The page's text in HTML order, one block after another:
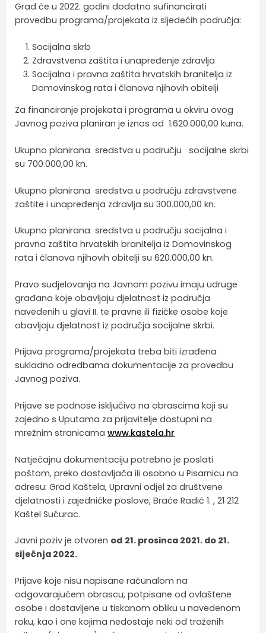
Grad će u 2022. godini dodatno sufinancirati
provedbu programa/projekata iz sljedećih područja:
Socijalna skrb
Zdravstvena zaštita i unapređenje zdravlja
Socijalna i pravna zaštita hrvatskih branitelja iz
Domovinskog rata i članova njihovih obitelji
Za financiranje projekata i programa u okviru ovog
Javnog poziva planiran je iznos od 1.620.000,00 kuna.
Ukupno planirana sredstva u području socijalne skrbi
su 700.000,00 kn.
Ukupno planirana sredstva u području zdravstvene
zaštite i unapređenja zdravlja su 300.000,00 kn.
Ukupno planirana sredstva u području socijalna i
pravna zaštita hrvatskih branitelja iz Domovinskog
rata i članova njihovih obitelji su 620.000,00 kn.
Pravo sudjelovanja na Javnom pozivu imaju udruge
građana koje obavljaju djelatnost iz područja
navedenih u glavi II. te pravne ili fizičke osobe koje
obavljaju djelatnost iz područja socijalne skrbi.
Prijava programa/projekata treba biti izrađena
sukladno odredbama dokumentacije za provedbu
Javnog poziva.
Prijave se podnose isključivo na obrascima koji su
zajedno s Uputama za prijavitelje dostupni na
mrežnim stranicamawww.kastela.hr
Natječajnu dokumentaciju potrebno je poslati
poštom, preko dostavljača ili osobno u Pisarnicu na
adresu: Grad Kaštela, Upravni odjel za društvene
djelatnosti i zajedničke poslove, Braće Radić 1. , 21 212
Kaštel Sućurac.
Javni poziv je otvoren od 21. prosinca 2021. do 21.
siječnja 2022.
Prijave koje nisu napisane računalom na
odgovarajućem obrascu, potpisane od ovlaštene
osobe i dostavljene u tiskanom obliku u navedenom
roku, kao i one kojima nedostaje neki od traženih